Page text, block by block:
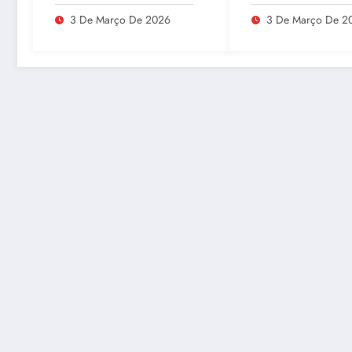
3 De Março De 2026
Segunda no GNT
3 De Março De